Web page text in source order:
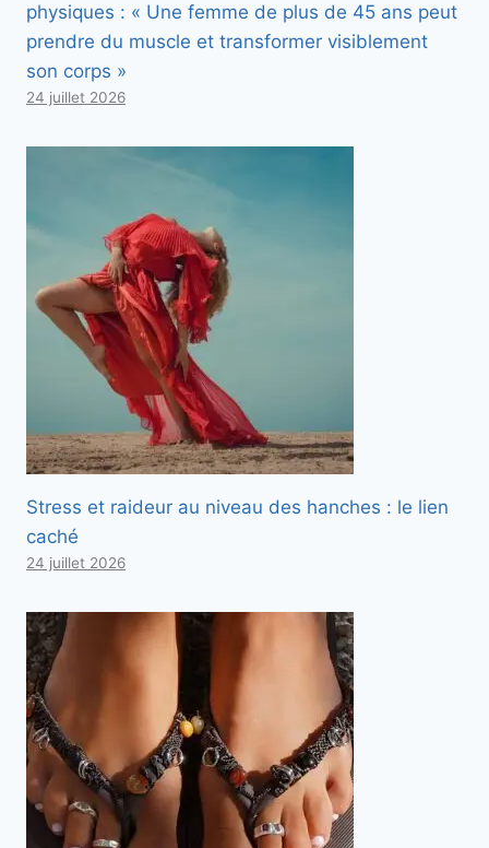
physiques : « Une femme de plus de 45 ans peut
prendre du muscle et transformer visiblement
son corps »
24 juillet 2026
Stress et raideur au niveau des hanches : le lien
caché
24 juillet 2026